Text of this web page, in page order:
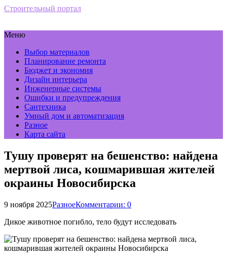
Строительный портал
Меню
Выбор материалов
Планирование ремонта
Бюджет и экономия
Дизайн интерьера
Инженерные системы
Ошибки и предупреждения
Сантехника
Умный дом и автоматизация
Разное
Карта сайта
Тушу проверят на бешенство: найдена
мертвой лиса, кошмарившая жителей
окраины Новосибирска
9 ноября 2025РазноеКомментарии: 0
Дикое животное погибло, тело будут исследовать